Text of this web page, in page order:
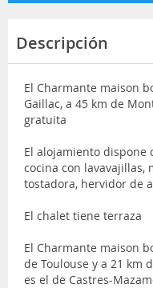
Descripción
El Charmante maison
Gaillac, a 45 km de
gratuita
El alojamiento dispone
cocina con lavavajillas,
tostadora, hervidor de
El chalet tiene terraza
El Charmante maison
de Toulouse y a 21 km
es el de Castres-